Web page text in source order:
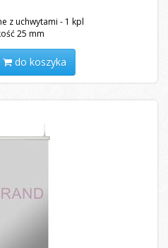
z uchwytami - 1 kpl
25 mm
do koszyka